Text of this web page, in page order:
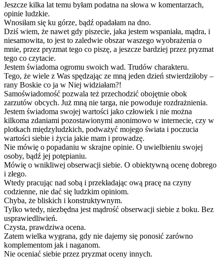
Jeszcze kilka lat temu byłam podatna na słowa w komentarzach,
opinie ludzkie.
Wnosiłam się ku górze, bądź opadałam na dno.
Dziś wiem, że nawet gdy piszecie, jaka jestem wspaniała, mądra, i
niesamowita, to jest to zaledwie obszar waszego wyobrażenia o
mnie, przez pryzmat tego co piszę, a jeszcze bardziej przez pryzmat
tego co czytacie.
Jestem świadoma ogromu swoich wad. Trudów charakteru.
Tego, że wiele z Was spędzając ze mną jeden dzień stwierdziłoby –
rany Boskie co ja w Niej widziałam?!
Samoświadomość pozwala też przechodzić obojętnie obok
zarzutów obcych. Już mną nie targa, nie powoduje rozdrażnienia.
Jestem świadoma swojej wartości jako człowiek i nie można
kilkoma zdaniami pozostawionymi anonimowo w internecie, czy w
plotkach międzyludzkich, podważyć mojego świata i poczucia
wartości siebie i życia jakie mam i prowadzę.
Nie mówię o popadaniu w skrajne opinie. O uwielbieniu swojej
osoby, bądź jej potępianiu.
Mówię o wnikliwej obserwacji siebie. O obiektywną ocenę dobrego
i złego.
Wtedy pracując nad sobą i przekładając ową pracę na czyny
codzienne, nie dać się ludzkim opiniom.
Chyba, że bliskich i konstruktywnym.
Tylko wtedy, niezbędna jest mądrość obserwacji siebie z boku. Bez
usprawiedliwień.
Czysta, prawdziwa ocena.
Zatem wielka wygrana, gdy nie dajemy się ponosić zarówno
komplementom jak i naganom.
Nie oceniać siebie przez pryzmat oceny innych.